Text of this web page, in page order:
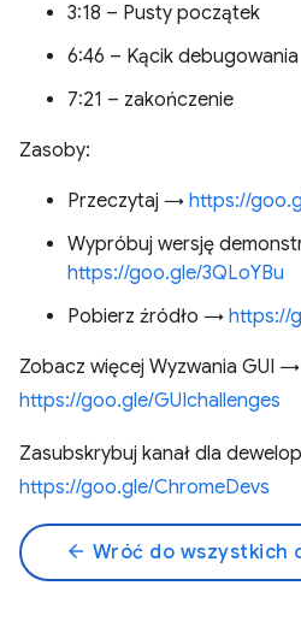
3:18 – Pusty początek
6:46 – Kącik debugowania
7:21 – zakończenie
Zasoby:
Przeczytaj → https://
Wypróbuj wersję
https://goo.gle/3QLoYBu
Pobierz źródło → https://
Zobacz więcej Wyzwania GUI →
https://goo.gle/GUIchallenges
Zasubskrybuj kanał dla
https://goo.gle/ChromeDevs
arrow_back Wróć do wszystkich